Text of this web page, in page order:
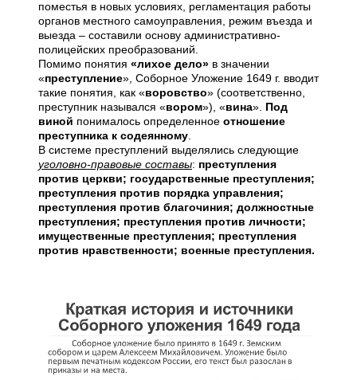
поместья в новых условиях, регламентация работы
органов местного самоуправления, режим въезда и
выезда – составили основу административно-
полицейских преобразований.
Помимо понятия «лихое дело» в значении
«преступление», Соборное Уложение 1649 г. вводит
такие понятия, как «воровство» (соответственно,
преступник назывался «вором»), «вина». Под
виной понималось определенное отношение
преступника к содеянному.
В системе преступлений выделялись следующие
уголовно-правовые составы: преступления
против церкви; государственные преступления;
преступления против порядка управления;
преступления против благочиния; должностные
преступления; преступления против личности;
имущественные преступления; преступления
против нравственности; военные преступления.